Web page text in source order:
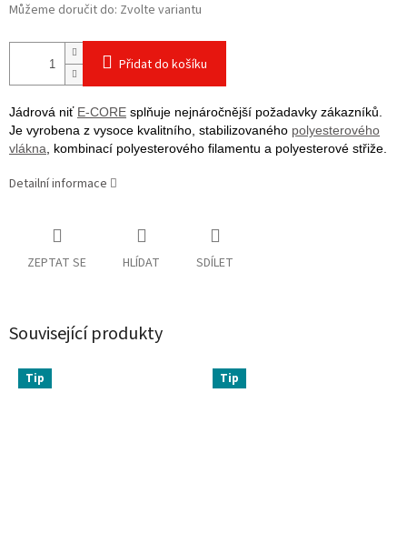
Můžeme doručit do: Zvolte variantu
Přidat do košíku
Jádrová niť E-CORE splňuje nejnáročnější požadavky zákazníků.
Je vyrobena z vysoce kvalitního, stabilizovaného polyesterového
vlákna, kombinací polyesterového filamentu a polyesterové střiže.
Detailní informace
ZEPTAT SE HLÍDAT SDÍLET
Související produkty
Tip Tip